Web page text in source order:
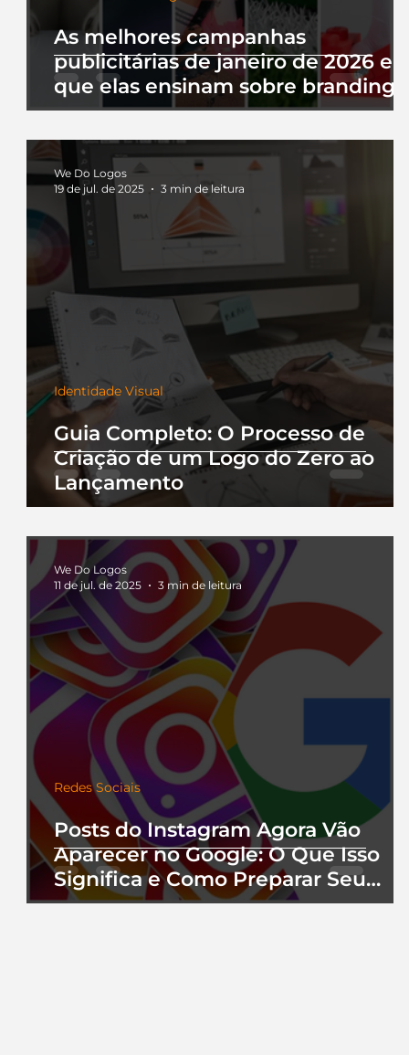
As melhores campanhas
publicitárias de janeiro de 2026 e
que elas ensinam sobre branding
Guia Completo: O Processo de
Criação de um Logo do Zero ao
Lançamento
Identidade Visual
We Do Logos
19 de jul. de 2025
3 min de leitura
Posts do Instagram Agora Vão
Aparecer no Google: O Que Isso
Significa e Como Preparar Seu
Perfil
Redes Sociais
We Do Logos
11 de jul. de 2025
3 min de leitura